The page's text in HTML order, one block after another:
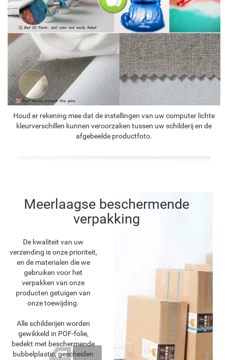
Houd er rekening mee dat de instellingen van uw computer lichte
kleurverschillen kunnen veroorzaken tussen uw schilderij en de
afgebeelde productfoto.
Meerlaagse beschermende
verpakking
De kwaliteit van uw
verzending is onze prioriteit,
en de materialen die we
gebruiken voor het
verpakken van onze
producten getuigen van
onze toewijding.
Alle schilderijen worden
gewikkeld in POF-folie,
bedekt met beschermende
bubbelplastic, gescheiden